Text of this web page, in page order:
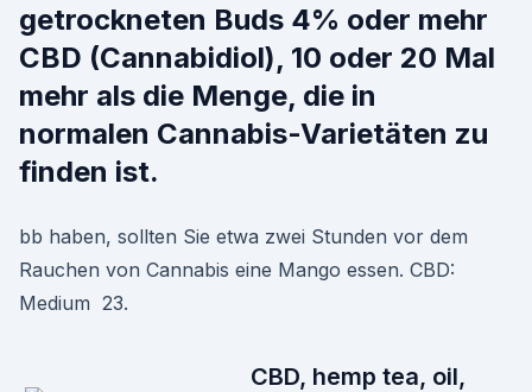
getrockneten Buds 4% oder mehr
CBD (Cannabidiol), 10 oder 20 Mal
mehr als die Menge, die in
normalen Cannabis-Varietäten zu
finden ist.
bb haben, sollten Sie etwa zwei Stunden vor dem
Rauchen von Cannabis eine Mango essen. CBD:
Medium 23.
CBD, hemp tea, oil,